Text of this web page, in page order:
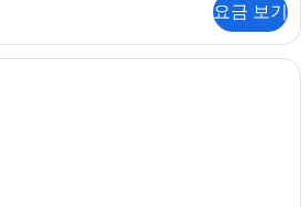
요금 보기
고급 침구, 템퍼페딕 침대, 객실 내 금고